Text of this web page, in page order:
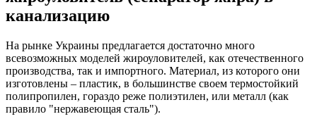
канализацию
На рынке Украины предлагается достаточно много
всевозможных моделей жироуловителей, как отечественного
производства, так и импортного. Материал, из которого они
изготовлены – пластик, в большинстве своем термостойкий
полипропилен, гораздо реже полиэтилен, или металл (как
правило "нержавеющая сталь").